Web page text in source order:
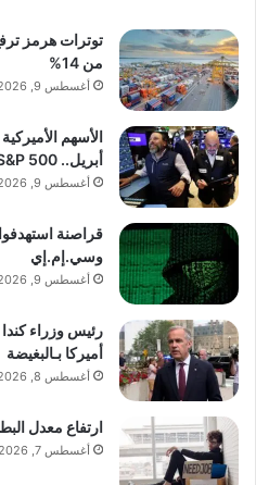
توترات هرمز
من 14%
أغسطس 9, 2026
الأسهم
أبريل.. S&P 500 عند مستوى قياسي
أغسطس 9, 2026
قراصنة
وسي.إم.إي
أغسطس 9, 2026
رئيس وزراء
أميركا بـالبغيضة
أغسطس 8, 2026
ارتفاع معدل
أغسطس 7, 2026